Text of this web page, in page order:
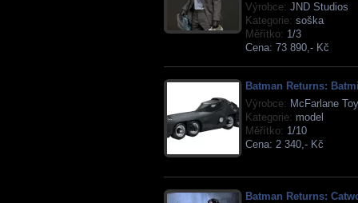
Výrobce: JND Studios
Kategorie: soška
Měřítko: 1/3
Cena: 73 890,- Kč
Batman Returns:
Výrobce: McFarlane
Kategorie: model
Měřítko: 1/10
Cena: 2 340,- Kč
Batman Returns: